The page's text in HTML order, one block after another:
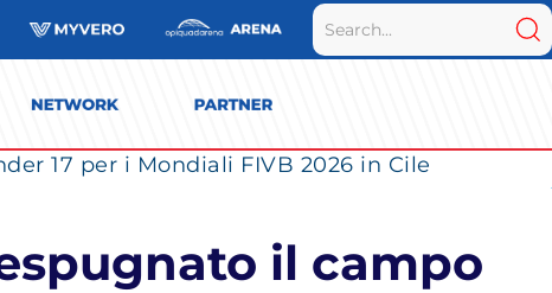
17 per i Mondiali FIVB 2026 in Cile
il campo